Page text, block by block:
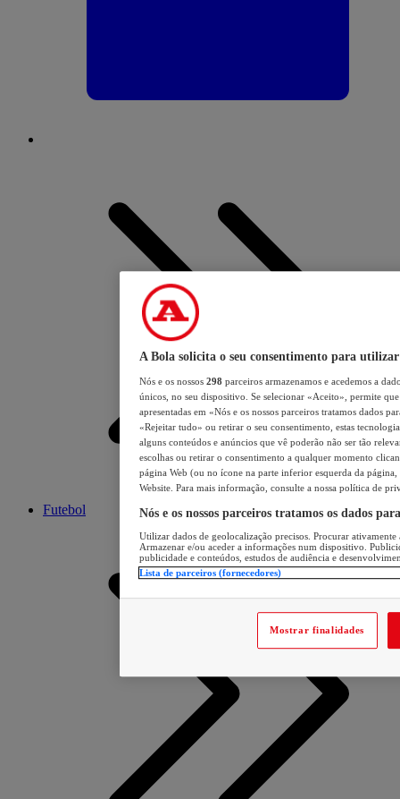
Futebol
A Bola solicita o seu consentimento para utilizar
Nós e os nossos 298 parceiros armazenamos e acedemos a
únicos, no seu dispositivo. Se selecionar «Aceito», permite
apresentadas em «Nós e os nossos parceiros tratamos dados
«Rejeitar tudo» ou retirar o seu consentimento, estas
alguns conteúdos e anúncios que vê poderão não ser tão
escolhas ou retirar o consentimento a qualquer momento
página Web (ou no ícone na parte inferior esquerda da página,
Website. Para mais informação, consulte a nossa política de
Nós e os nossos parceiros tratamos os dados
Utilizar dados de geolocalização precisos. Procurar
Armazenar e/ou aceder a informações num dispositivo.
publicidade e conteúdos, estudos de audiência e
Lista de parceiros (fornecedores)
Mostrar finalidades